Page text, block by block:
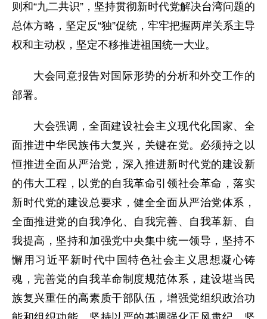
则和“九二共识”，坚持贯彻新时代党解决台湾问题的
总体方略，坚定反“独”促统，牢牢把握两岸关系主导
权和主动权，坚定不移推进祖国统一大业。
大会同意报告对国际形势的分析和外交工作的
部署。
大会强调，全面建设社会主义现代化国家、全
面推进中华民族伟大复兴，关键在党。必须持之以
恒推进全面从严治党，深入推进新时代党的建设新
的伟大工程，以党的自我革命引领社会革命，落实
新时代党的建设总要求，健全全面从严治党体系，
全面推进党的自我净化、自我完善、自我革新、自
我提高，坚持和加强党中央集中统一领导，坚持不
懈用习近平新时代中国特色社会主义思想凝心铸
魂，完善党的自我革命制度规范体系，建设堪当民
族复兴重任的高素质干部队伍，增强党组织政治功